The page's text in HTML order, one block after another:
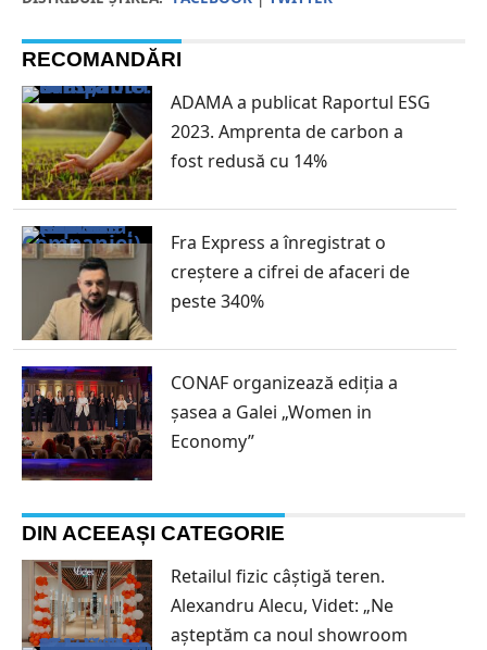
RECOMANDĂRI
ADAMA a publicat Raportul ESG
2023. Amprenta de carbon a
fost redusă cu 14%
Fra Express a înregistrat o
creștere a cifrei de afaceri de
peste 340%
CONAF organizează ediția a
șasea a Galei „Women in
Economy”
DIN ACEEAȘI CATEGORIE
Retailul fizic câștigă teren.
Alexandru Alecu, Videt: „Ne
așteptăm ca noul showroom